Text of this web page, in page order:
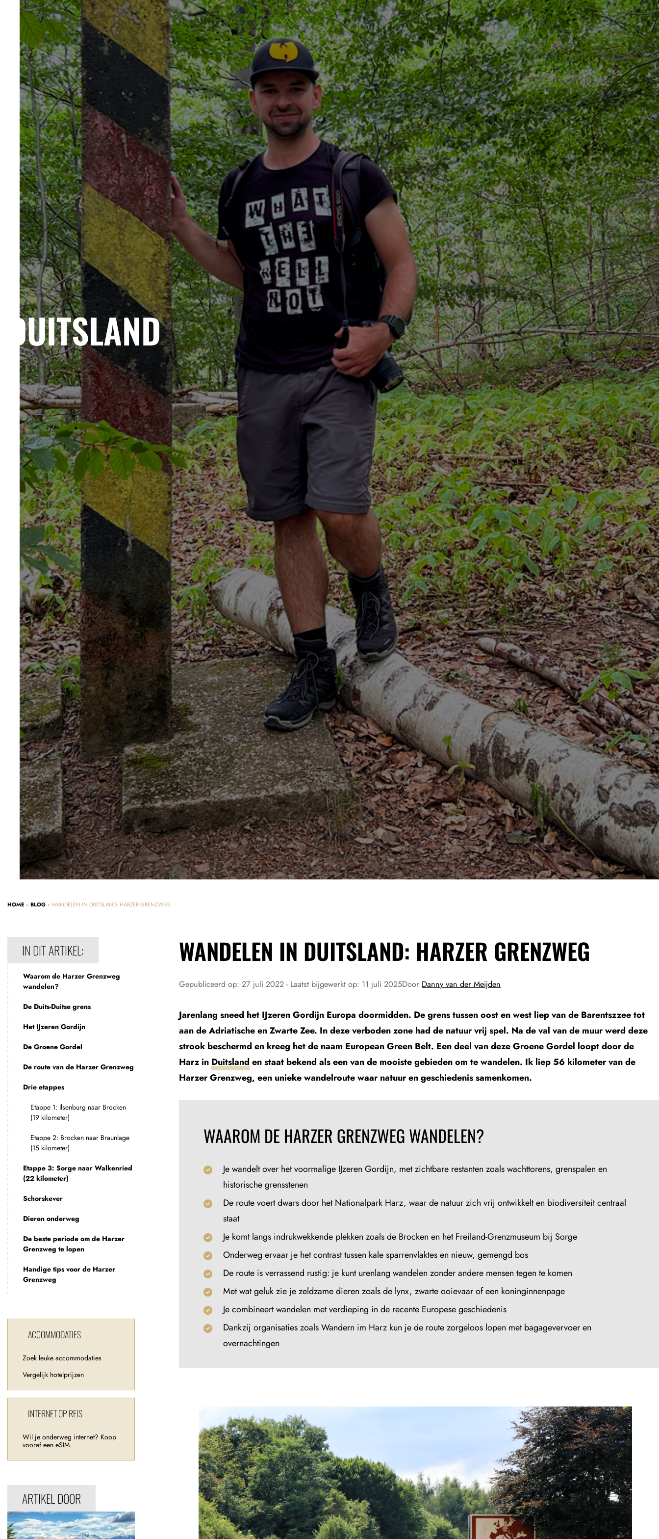
DUITSLAND
HOME » BLOG » WANDELEN IN DUITSLAND: HARZER GRENZWEG
WANDELEN IN DUITSLAND: HARZER GRENZWEG
Gepubliceerd op: 27 juli 2022 - Laatst bijgewerkt op: 11 juli 2025Door Danny van der Meijden
Jarenlang sneed het IJzeren Gordijn Europa doormidden. De grens tussen oost en west liep van de Barentszzee tot
aan de Adriatische en Zwarte Zee. In deze verboden zone had de natuur vrij spel. Na de val van de muur werd deze
strook beschermd en kreeg het de naam European Green Belt. Een deel van deze Groene Gordel loopt door de
Harz in Duitsland en staat bekend als een van de mooiste gebieden om te wandelen. Ik liep 56 kilometer van de
Harzer Grenzweg, een unieke wandelroute waar natuur en geschiedenis samenkomen.
WAAROM DE HARZER GRENZWEG WANDELEN?
Je wandelt over het voormalige IJzeren Gordijn, met zichtbare restanten zoals wachttorens, grenspalen en
historische grensstenen
De route voert dwars door het Nationalpark Harz, waar de natuur zich vrij ontwikkelt en biodiversiteit centraal
staat
Je komt langs indrukwekkende plekken zoals de Brocken en het Freiland-Grenzmuseum bij Sorge
Onderweg ervaar je het contrast tussen kale sparrenvlaktes en nieuw, gemengd bos
De route is verrassend rustig: je kunt urenlang wandelen zonder andere mensen tegen te komen
Met wat geluk zie je zeldzame dieren zoals de lynx, zwarte ooievaar of een koninginnenpage
Je combineert wandelen met verdieping in de recente Europese geschiedenis
Dankzij organisaties zoals Wandern im Harz kun je de route zorgeloos lopen met bagagevervoer en
overnachtingen
IN DIT ARTIKEL:
Waarom de Harzer Grenzweg
wandelen?
De Duits-Duitse grens
Het IJzeren Gordijn
De Groene Gordel
De route van de Harzer Grenzweg
Drie etappes
Etappe 1: Ilsenburg naar Brocken
(19 kilometer)
Etappe 2: Brocken naar Braunlage
(15 kilometer)
Etappe 3: Sorge naar Walkenried
(22 kilometer)
Schorskever
Dieren onderweg
De beste periode om de Harzer
Grenzweg te lopen
Handige tips voor de Harzer
Grenzweg
ACCOMMODATIES
Zoek leuke accommodaties
Vergelijk hotelprijzen
INTERNET OP REIS
Wil je onderweg internet? Koop
vooraf een eSIM.
ARTIKEL DOOR